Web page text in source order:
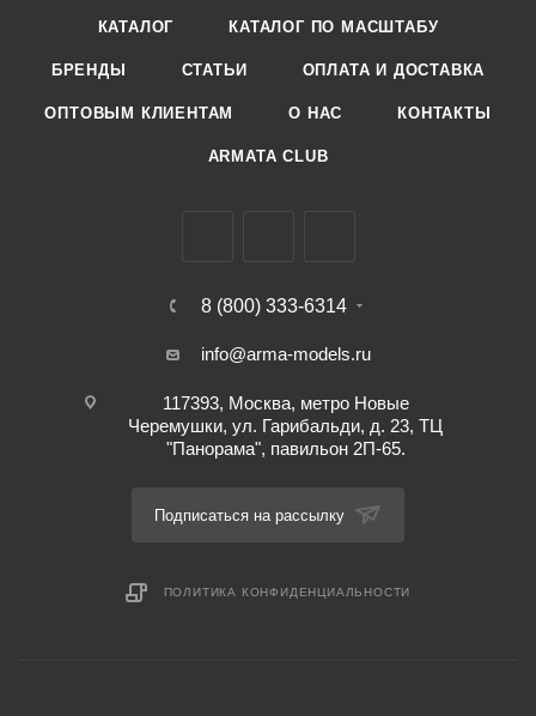
КАТАЛОГ КАТАЛОГ ПО МАСШТАБУ
БРЕНДЫ СТАТЬИ ОПЛАТА И ДОСТАВКА
ОПТОВЫМ КЛИЕНТАМ О НАС КОНТАКТЫ
ARMATA CLUB
8 (800) 333-6314
info@arma-models.ru
117393, Москва, метро Новые
Черемушки, ул. Гарибальди, д. 23, ТЦ
"Панорама", павильон 2П-65.
Подписаться на рассылку
ПОЛИТИКА КОНФИДЕНЦИАЛЬНОСТИ